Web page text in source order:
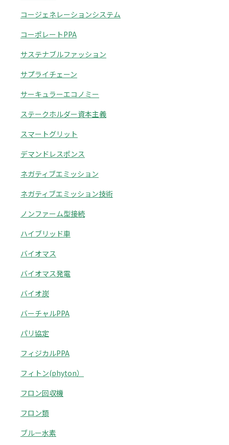
コージェネレーションシステム
コーポレートPPA
サステナブルファッション
サプライチェーン
サーキュラーエコノミー
ステークホルダー資本主義
スマートグリット
デマンドレスポンス
ネガティブエミッション
ネガティブエミッション技術
ノンファーム型接続
ハイブリッド車
バイオマス
バイオマス発電
バイオ炭
バーチャルPPA
パリ協定
フィジカルPPA
フィトン(phyton）
フロン回収機
フロン類
ブルー水素